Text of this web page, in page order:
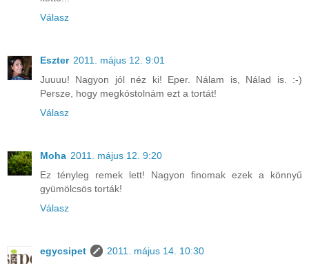
Válasz
Eszter 2011. május 12. 9:01
Juuuu! Nagyon jól néz ki! Eper. Nálam is, Nálad is. :-)
Persze, hogy megkóstolnám ezt a tortát!
Válasz
Moha 2011. május 12. 9:20
Ez tényleg remek lett! Nagyon finomak ezek a könnyű
gyümölcsös torták!
Válasz
egycsipet
2011. május 14. 10:30